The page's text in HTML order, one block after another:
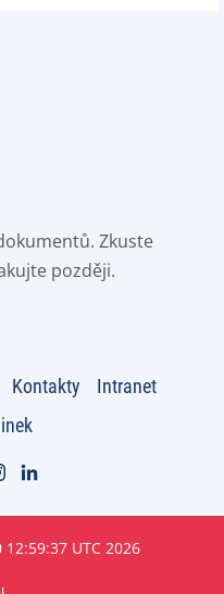
Zkuste
později.
Kontakty
Intranet
UTC 2026